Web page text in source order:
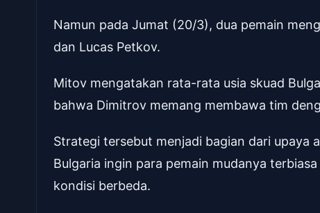
Namun pada Jumat (20/3), dua pemain
dan Lucas Petkov.
Mitov mengatakan rata-rata usia skuad
bahwa Dimitrov memang membawa tim
Strategi tersebut menjadi bagian dari upaya
Bulgaria ingin para pemain mudanya
kondisi berbeda.